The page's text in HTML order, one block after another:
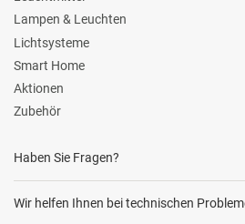
Lampen & Leuchten
Lichtsysteme
Smart Home
Aktionen
Zubehör
Haben Sie Fragen?
Wir helfen Ihnen bei technischen